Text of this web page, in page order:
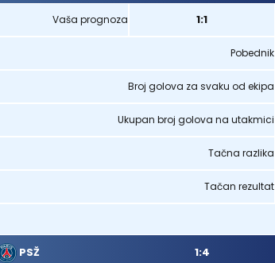
Vaša prognoza 1:1
Pobednik
Broj golova za svaku od ekipa
Ukupan broj golova na utakmici
Tačna razlika
Tačan rezultat
PSŽ 1:4